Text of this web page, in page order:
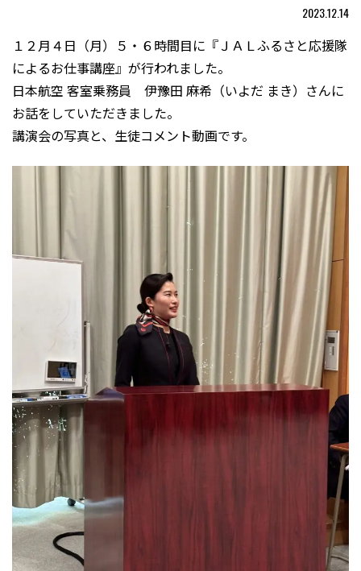
2023.12.14
１２月４日（月）５・６時間目に『ＪＡＬふるさと応援隊
によるお仕事講座』が行われました。
日本航空 客室乗務員 伊豫田 麻希（いよだ まき）さんに
お話をしていただきました。
講演会の写真と、生徒コメント動画です。